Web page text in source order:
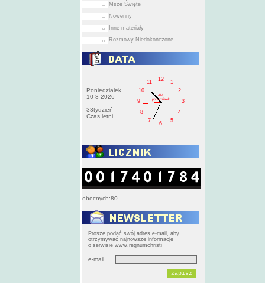
Msze Święte
Nowenny
Inne materiały
Rozmowy Niedokończone
Poniedziałek
10-8-2026
33tydzień
Czas letni
1
2
3
4
5
6
7
8
9
10
11
12
AM
poniedziałek
obecnych:80
Proszę podać swój adres e-mail, aby
otrzymywać najnowsze informacje
o serwisie www.regnumchristi
e-mail